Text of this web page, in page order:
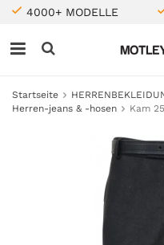
4000+ MODELLE
Startseite
Herren-jeans & -hosen
Kam